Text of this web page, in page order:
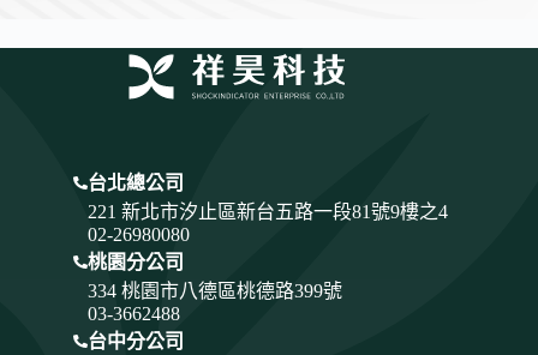
台北總公司
221 新北市汐止區新台五路一段81號9樓之4
02-26980080
桃園分公司
334 桃園市八德區桃德路399號
03-3662488
台中分公司